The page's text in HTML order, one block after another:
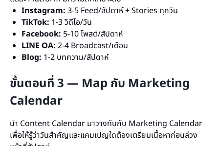
Instagram: 3-5 Feed/สัปดาห์ + Stories ทุกวัน
TikTok: 1-3 วิดีโอ/วัน
Facebook: 5-10 โพสต์/สัปดาห์
LINE OA: 2-4 Broadcast/เดือน
Blog: 1-2 บทความ/สัปดาห์
ขั้นตอนที่ 3 — Map กับ Marketing
Calendar
นำ Content Calendar มาวางทับกับ Marketing Calendar
เพื่อให้รู้ว่าวันสำคัญและแคมเปญใดต้องเตรียมเนื้อหาก่อนล่วง